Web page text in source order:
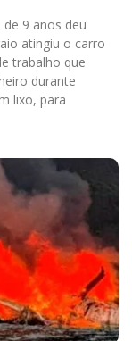
9 anos deu
atingiu o carro
trabalho que
durante
lixo, para